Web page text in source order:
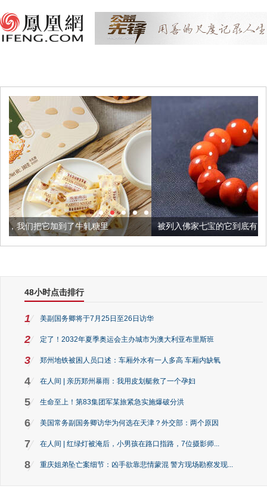
牛轧糖里 被列入佛家七宝的它到底有多美？
48小时点击排行
1 美副国务卿将于7月25日至26日访华
2 定了！2032年夏季奥运会主办城市为澳大利亚布里斯班
3 郑州地铁被困人员口述：车厢外水有一人多高 车厢内缺氧
4 在人间 | 亲历郑州暴雨：我用皮划艇救了一个孕妇
5 生命至上！第83集团军某旅紧急实施爆破分洪
6 美国常务副国务卿访华为何选在天津？外交部：两个原因
7 在人间 | 红绿灯被淹后，小男孩在路口指路，7位摄影师...
8 重庆姐弟坠亡案细节：凶手欲靠悲情蒙混 警方现场勘察发现...